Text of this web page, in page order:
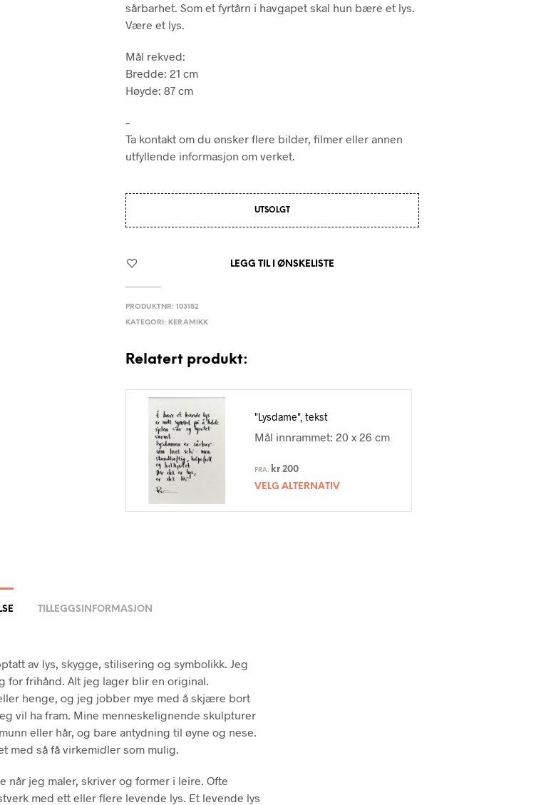
sårbarhet. Som et fyrtårn i havgapet skal hun bære et lys.
Være et lys.
Mål rekved:
Bredde: 21 cm
Høyde: 87 cm
–
Ta kontakt om du ønsker flere bilder, filmer eller annen
utfyllende informasjon om verket.
UTSOLGT
LEGG TIL I ØNSKELISTE
PRODUKTNR:103152
KATEGORI: KERAMIKK
Relatert produkt:
"Lysdame", tekst
Mål innrammet: 20 x 26 cm
FRA: kr 200
VELG ALTERNATIV
TILLEGGSINFORMASJON
av lys, skygge, stilisering og symbolikk. Jeg
for frihånd. Alt jeg lager blir en original.
henge, og jeg jobber mye med å skjære bort
vil ha fram. Mine menneskelignende skulpturer
eller hår, og bare antydning til øyne og nese.
med så få virkemidler som mulig.
når jeg maler, skriver og former i leire. Ofte
med ett eller flere levende lys. Et levende lys